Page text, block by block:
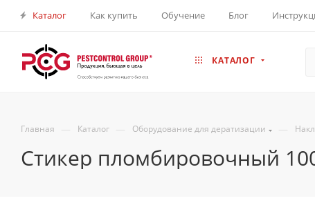
Каталог Как купить Обучение Блог
КАТАЛОГ
Главная — Каталог — Оборудование для дератизации —
Стикер пломбировочный